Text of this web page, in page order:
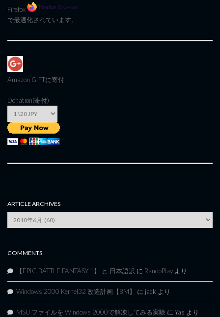
Firefox
で最適化されています。
Amazon GIFTに寄付
Donation(寄付)
ARTICLE ARCHIVES
Article
Archives
COMMENTS
【EPIC BATTLE FANTASY 1】 と 日本語訳 に RandoPlay より
Windows 2000 Kernel32 改造計画【BM】 に jack より
MSU ファイルを Windows 2000で解凍してみる実験 に Yas より